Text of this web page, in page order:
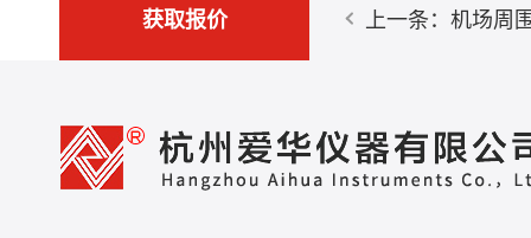
获取报价 上一条：机场周